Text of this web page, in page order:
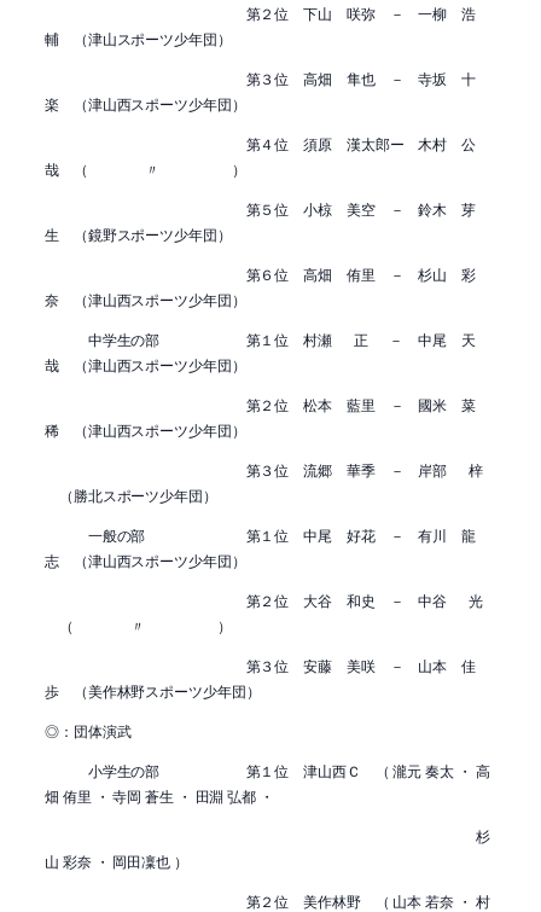
第２位 下山 咲弥 － 一柳 浩
輔 （津山スポーツ少年団）
第３位 高畑 隼也 － 寺坂 十
楽 （津山西スポーツ少年団）
第４位 須原 漢太郎ー 木村 公
哉 （ 〃 ）
第５位 小椋 美空 － 鈴木 芽
生 （鏡野スポーツ少年団）
第６位 高畑 侑里 － 杉山 彩
奈 （津山西スポーツ少年団）
中学生の部 第１位 村瀬 正 － 中尾 天
哉 （津山西スポーツ少年団）
第２位 松本 藍里 － 國米 菜
稀 （津山西スポーツ少年団）
第３位 流郷 華季 － 岸部 梓
（勝北スポーツ少年団）
一般の部 第１位 中尾 好花 － 有川 龍
志 （津山西スポーツ少年団）
第２位 大谷 和史 － 中谷 光
（ 〃 ）
第３位 安藤 美咲 － 山本 佳
歩 （美作林野スポーツ少年団）
◎：団体演武
小学生の部 第１位 津山西Ｃ （ 瀧元 奏太 ・ 高
畑 侑里 ・ 寺岡 蒼生 ・ 田淵 弘都 ・
杉
山 彩奈 ・ 岡田凜也 ）
第２位 美作林野 （ 山本 若奈 ・ 村